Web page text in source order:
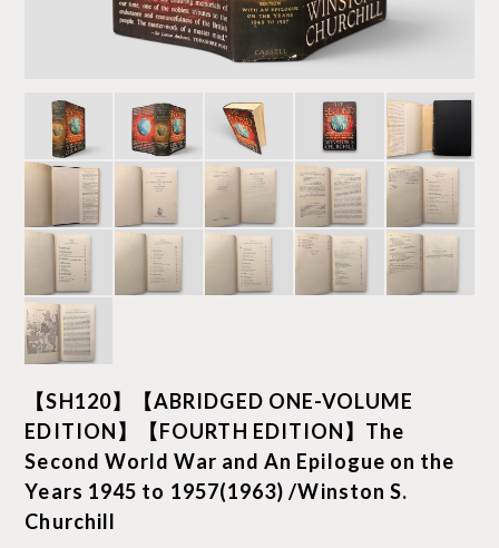
【SH120】【ABRIDGED ONE-VOLUME
EDITION】【FOURTH EDITION】The
Second World War and An Epilogue on the
Years 1945 to 1957(1963) /Winston S.
Churchill